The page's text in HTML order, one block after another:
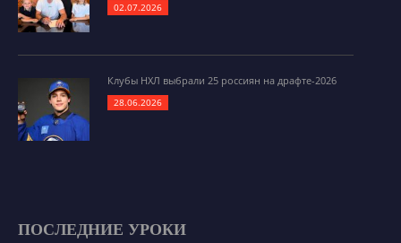
02.07.2026
Клубы НХЛ выбрали 25 россиян на драфте-2026
28.06.2026
ПОСЛЕДНИЕ УРОКИ